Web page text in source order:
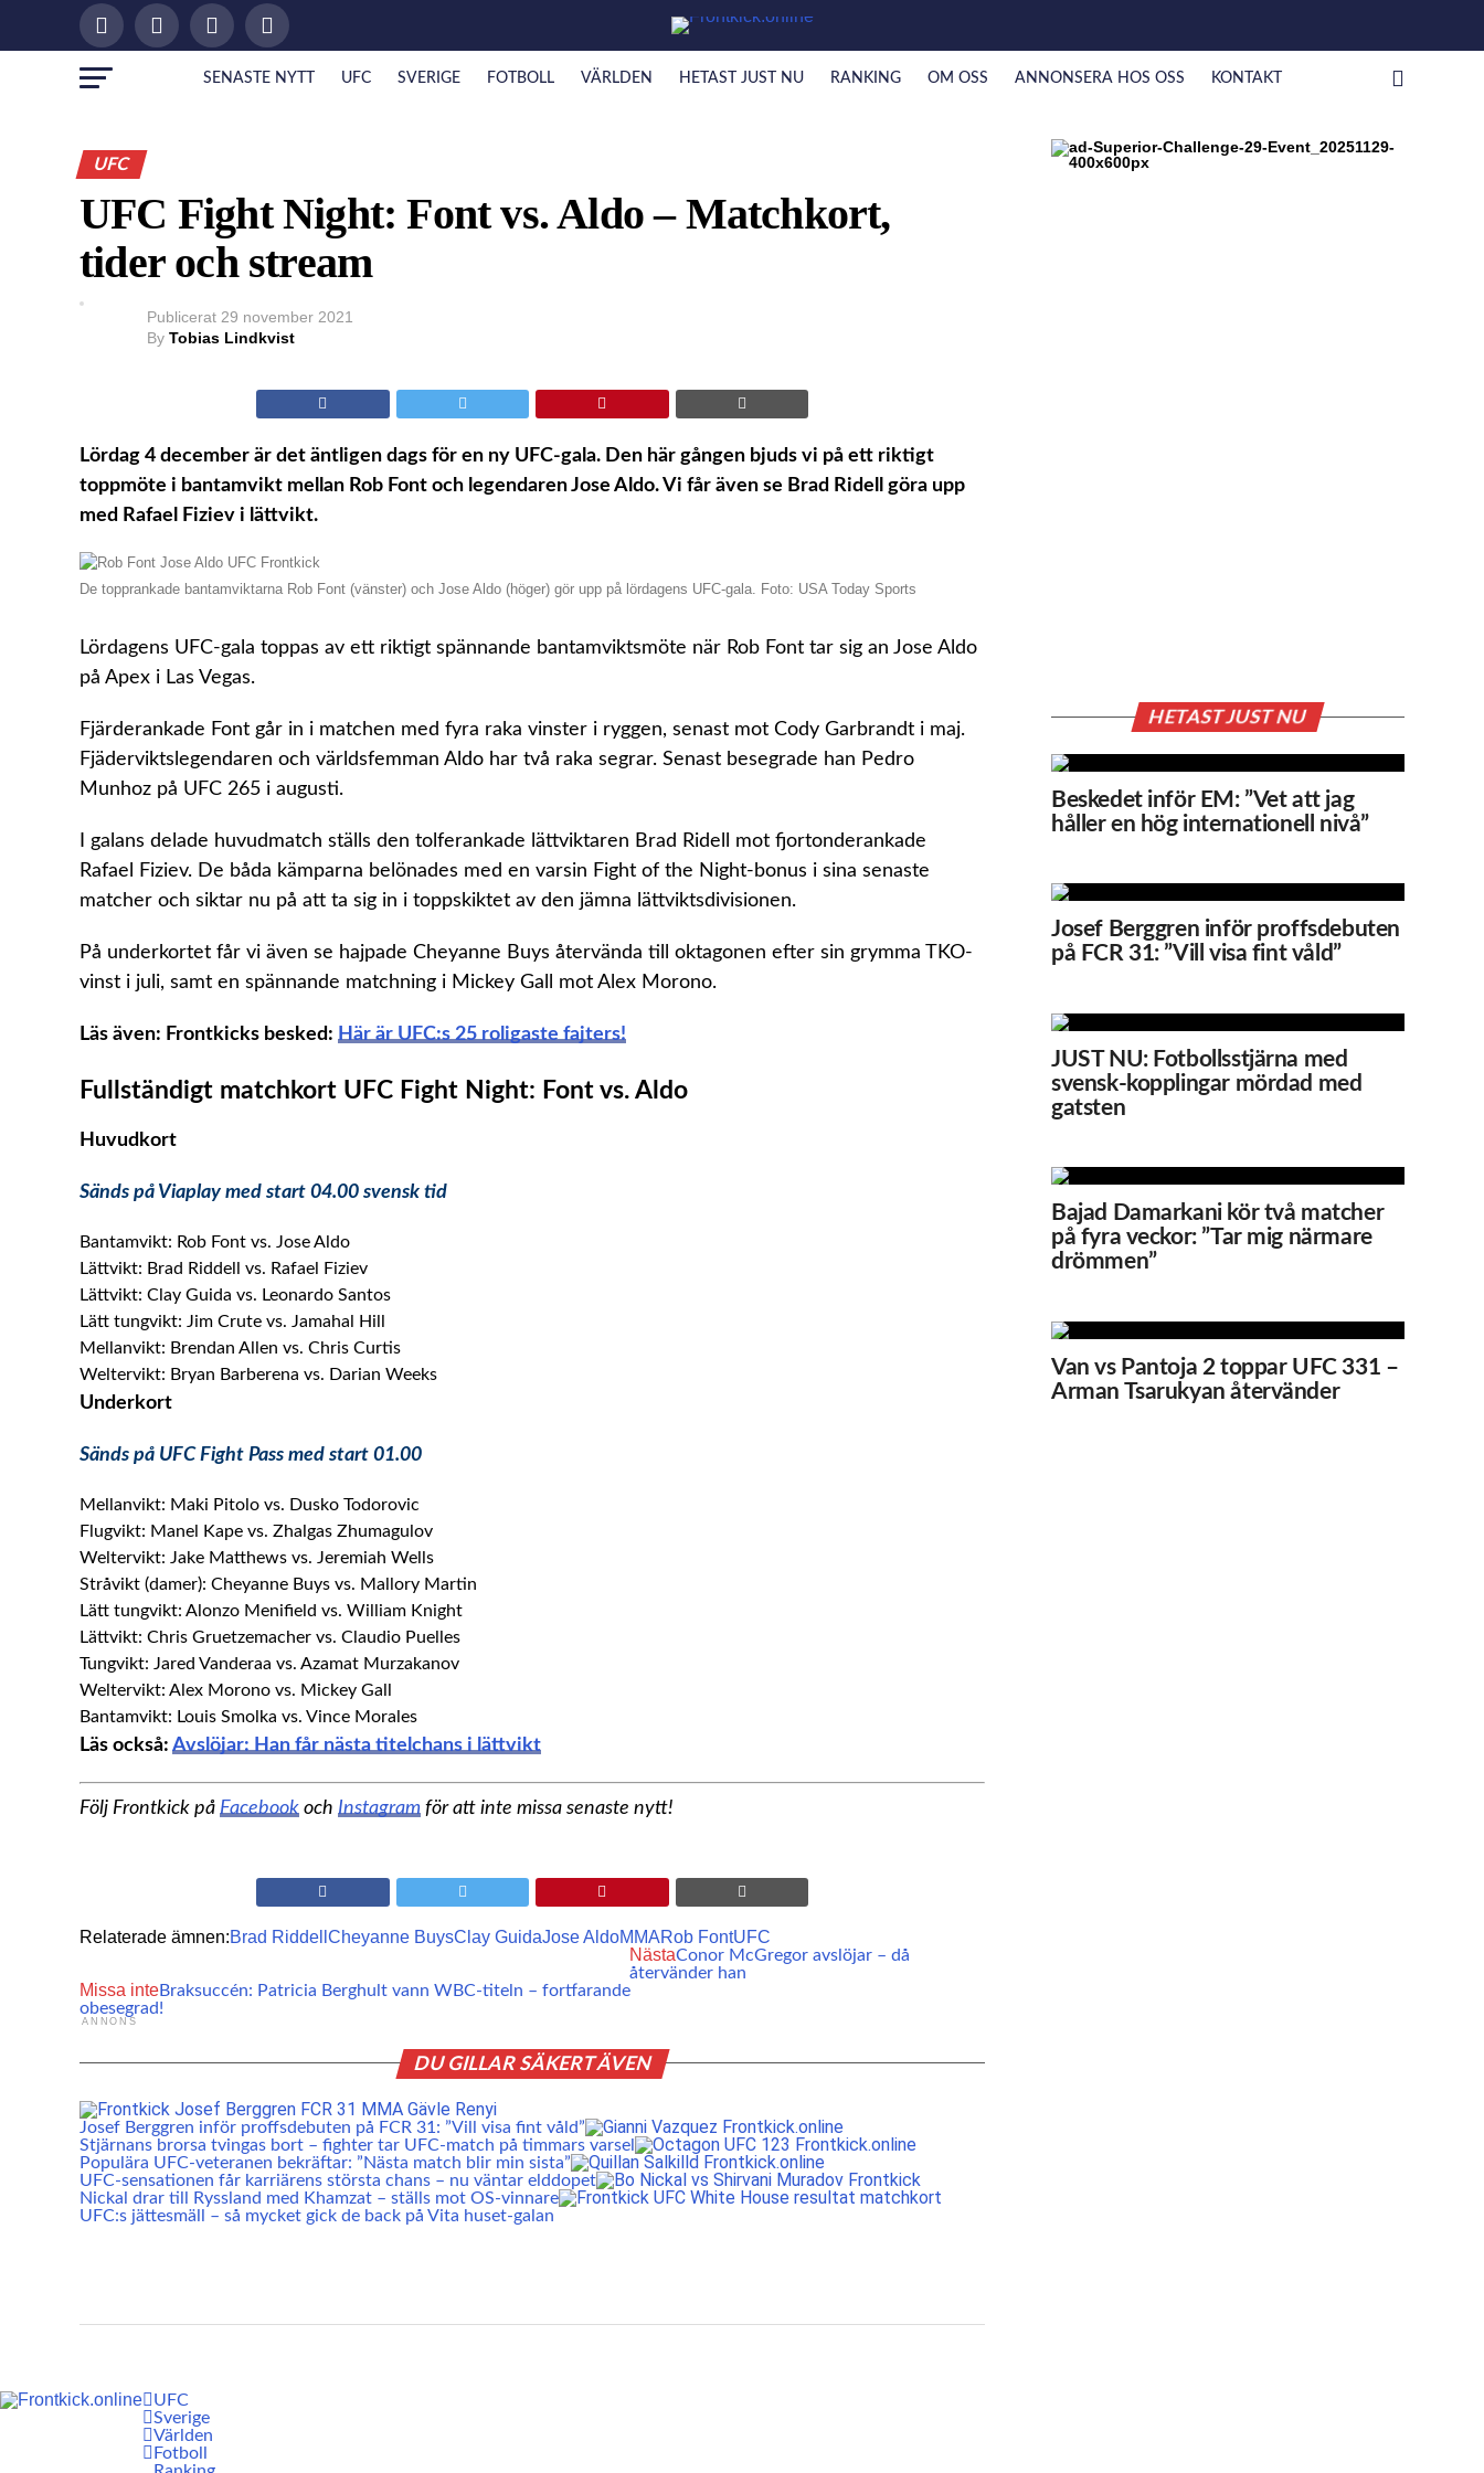
SENASTE NYTT UFC SVERIGE FOTBOLL VÄRLDEN HETAST JUST NU RANKING OM OSS ANNONSERA HOS OSS KONTAKT
UFC
UFC Fight Night: Font vs. Aldo – Matchkort,
tider och stream
Publicerat 29 november 2021
By Tobias Lindkvist
Lördag 4 december är det äntligen dags för en ny UFC-gala. Den här gången bjuds vi på ett riktigt
toppmöte i bantamvikt mellan Rob Font och legendaren Jose Aldo. Vi får även se Brad Ridell göra upp
med Rafael Fiziev i lättvikt.
De topprankade bantamviktarna Rob Font (vänster) och Jose Aldo (höger) gör upp på lördagens UFC-gala. Foto: USA Today Sports
Lördagens UFC-gala toppas av ett riktigt spännande bantamviktsmöte när Rob Font tar sig an Jose Aldo
på Apex i Las Vegas.
Fjärderankade Font går in i matchen med fyra raka vinster i ryggen, senast mot Cody Garbrandt i maj.
Fjäderviktslegendaren och världsfemman Aldo har två raka segrar. Senast besegrade han Pedro
Munhoz på UFC 265 i augusti.
I galans delade huvudmatch ställs den tolferankade lättviktaren Brad Ridell mot fjortonderankade
Rafael Fiziev. De båda kämparna belönades med en varsin Fight of the Night-bonus i sina senaste
matcher och siktar nu på att ta sig in i toppskiktet av den jämna lättviktsdivisionen.
På underkortet får vi även se hajpade Cheyanne Buys återvända till oktagonen efter sin grymma TKO-
vinst i juli, samt en spännande matchning i Mickey Gall mot Alex Morono.
Läs även: Frontkicks besked: Här är UFC:s 25 roligaste fajters!
Fullständigt matchkort UFC Fight Night: Font vs. Aldo
Huvudkort
Sänds på Viaplay med start 04.00 svensk tid
Bantamvikt: Rob Font vs. Jose Aldo
Lättvikt: Brad Riddell vs. Rafael Fiziev
Lättvikt: Clay Guida vs. Leonardo Santos
Lätt tungvikt: Jim Crute vs. Jamahal Hill
Mellanvikt: Brendan Allen vs. Chris Curtis
Weltervikt: Bryan Barberena vs. Darian Weeks
Underkort
Sänds på UFC Fight Pass med start 01.00
Mellanvikt: Maki Pitolo vs. Dusko Todorovic
Flugvikt: Manel Kape vs. Zhalgas Zhumagulov
Weltervikt: Jake Matthews vs. Jeremiah Wells
Stråvikt (damer): Cheyanne Buys vs. Mallory Martin
Lätt tungvikt: Alonzo Menifield vs. William Knight
Lättvikt: Chris Gruetzemacher vs. Claudio Puelles
Tungvikt: Jared Vanderaa vs. Azamat Murzakanov
Weltervikt: Alex Morono vs. Mickey Gall
Bantamvikt: Louis Smolka vs. Vince Morales
Läs också: Avslöjar: Han får nästa titelchans i lättvikt
Följ Frontkick på Facebook och Instagram för att inte missa senaste nytt!
Relaterade ämnen:Brad Riddell Cheyanne BuysClay GuidaJose AldoMMARob FontUFC
NästaConor McGregor avslöjar – då
återvänder han
Missa inteBraksuccén: Patricia Berghult vann WBC-titeln – fortfarande
obesegrad!
ANNONS
DU GILLAR SÄKERT ÄVEN
Josef Berggren inför proffsdebuten på FCR 31: ”Vill visa fint våld”
Stjärnans brorsa tvingas bort – fighter tar UFC-match på timmars varsel
Populära UFC-veteranen bekräftar: ”Nästa match blir min sista”
UFC-sensationen får karriärens största chans – nu väntar elddopet
Nickal drar till Ryssland med Khamzat – ställs mot OS-vinnare
UFC:s jättesmäll – så mycket gick de back på Vita huset-galan
HETAST JUST NU
Beskedet inför EM: ”Vet att jag
håller en hög internationell nivå”
Josef Berggren inför proffsdebuten
på FCR 31: ”Vill visa fint våld”
JUST NU: Fotbollsstjärna med
svensk-kopplingar mördad med
gatsten
Bajad Damarkani kör två matcher
på fyra veckor: ”Tar mig närmare
drömmen”
Van vs Pantoja 2 toppar UFC 331 –
Arman Tsarukyan återvänder
UFC
Sverige
Världen
Fotboll